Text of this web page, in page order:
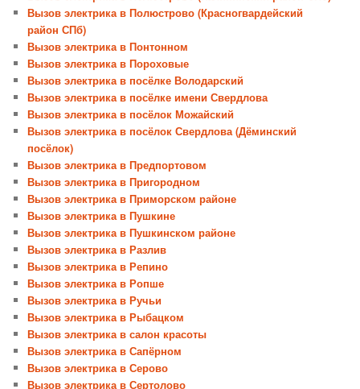
Вызов электрика в Полюстрово (Красногвардейский
район СПб)
Вызов электрика в Понтонном
Вызов электрика в Пороховые
Вызов электрика в посёлке Володарский
Вызов электрика в посёлке имени Свердлова
Вызов электрика в посёлок Можайский
Вызов электрика в посёлок Свердлова (Дёминский
посёлок)
Вызов электрика в Предпортовом
Вызов электрика в Пригородном
Вызов электрика в Приморском районе
Вызов электрика в Пушкине
Вызов электрика в Пушкинском районе
Вызов электрика в Разлив
Вызов электрика в Репино
Вызов электрика в Ропше
Вызов электрика в Ручьи
Вызов электрика в Рыбацком
Вызов электрика в салон красоты
Вызов электрика в Сапёрном
Вызов электрика в Серово
Вызов электрика в Сертолово